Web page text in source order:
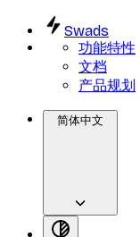
Swads
功能特性
文档
产品规划
简体中文